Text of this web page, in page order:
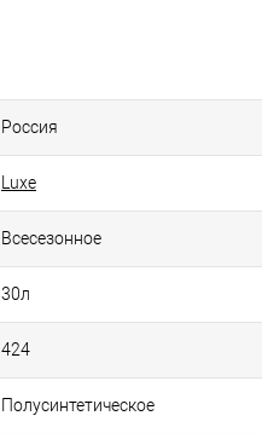
Россия
Luxe
Всесезонное
30л
424
Полусинтетическое